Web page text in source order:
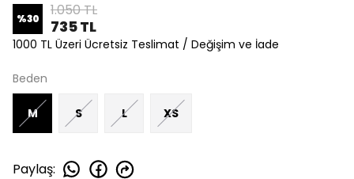
%30 1.050 TL
735 TL
1000 TL Üzeri Ücretsiz Teslimat / Değişim ve İade
Beden
M S L XS
Paylaş: